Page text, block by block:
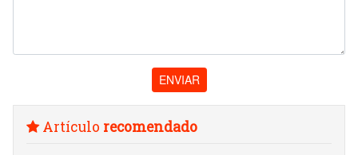
ENVIAR
Artículo recomendado